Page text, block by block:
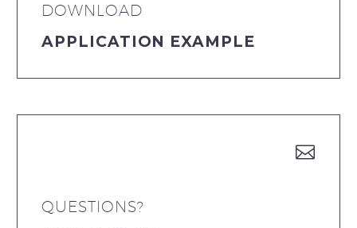
DOWNLOAD
APPLICATION EXAMPLE


QUESTIONS?